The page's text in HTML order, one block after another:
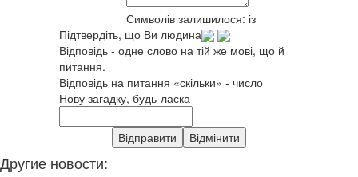
Символів залишилося: із
Підтвердіть, що Ви людина
Відповідь - одне слово на тій же мові, що й
питання.
Відповідь на питання «скільки» - число
Нову загадку, будь-ласка
Другие новости: